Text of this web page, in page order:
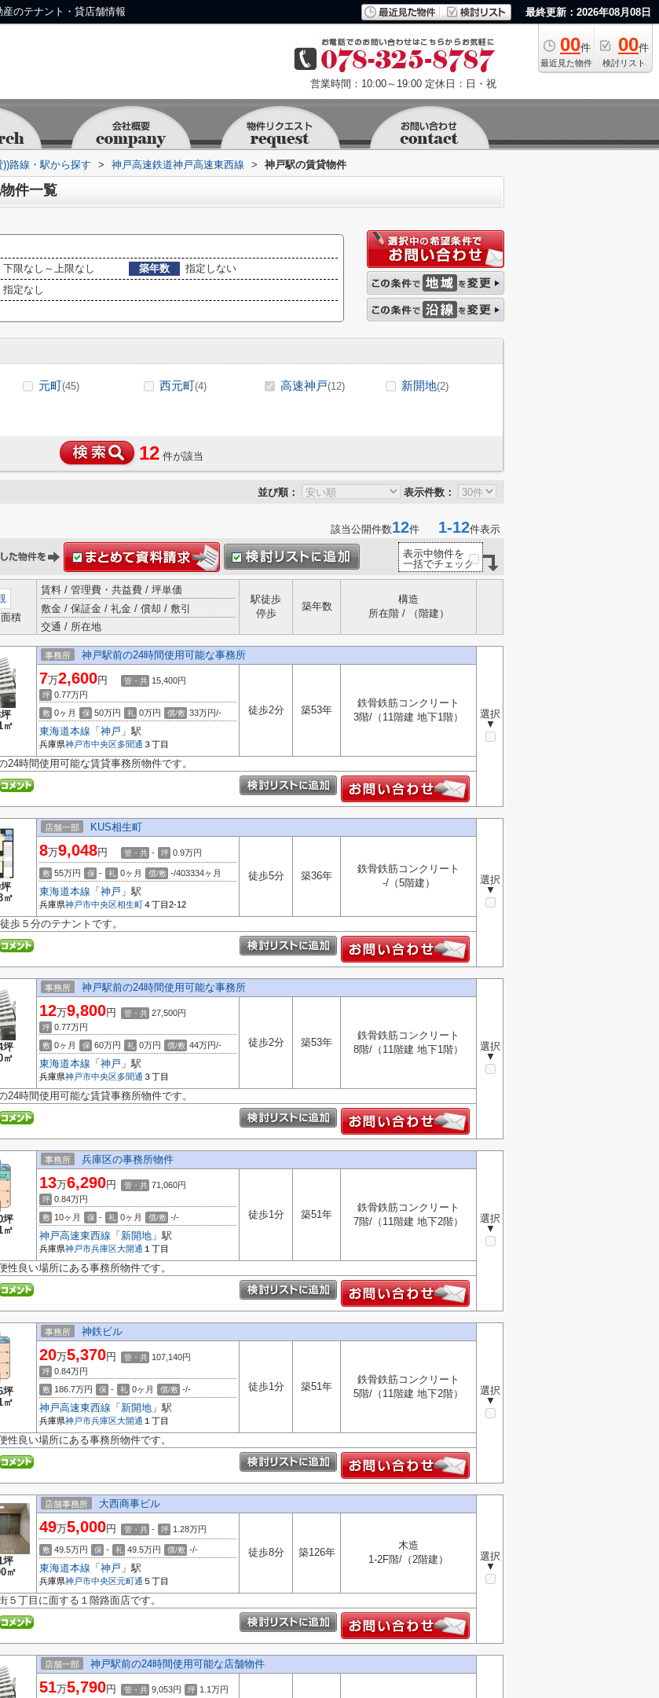
のテナント・貸店舗情報 最終更新：2026年08月08日
00件
最近見た物件
00件
検討リスト
営業時間：10:00～19:00 定休日：日・祝
路線・駅から探す > 神戸高速鉄道神戸高速東西線 > 神戸駅の賃貸物件
件一覧
下限なし～上限なし 築年数
指定しない
指定なし
元町(45) 西元町(4) 高速神戸(12) 新開地(2)
12 件が該当
並び順： 表示件数：
該当公開件数12件 1-12件表示
表示中物件を
一括でチェック
積
賃料 / 管理費・共益費 / 坪単価
敷金 / 保証金 / 礼金 / 償却 / 敷引
交通 / 所在地
駅徒歩
停歩
築年数
構造
所在階 / （階建）
㎡
事務所 神戸駅前の24時間使用可能な事務所
選択
▼
7万2,600円 管・共 15,400円
坪 0.77万円
敷 0ヶ月 保 50万円 礼 0万円 償/敷 33万円/-
東海道本線 「 神戸 」駅
兵庫県神戸市中央区多聞通 ３丁目
徒歩2分 築53年
鉄骨鉄筋コンクリート
3階/（11階建 地下1階）
24時間使用可能な賃貸事務所物件です。
㎡
店舗一部 KUS相生町
選択
▼
8万9,048円 管・共 - 坪 0.9万円
敷 55万円 保 - 礼 0ヶ月 償/敷 -/403334ヶ月
東海道本線 「 神戸 」駅
兵庫県神戸市中央区相生町４丁目2-12
徒歩5分 築36年
鉄骨鉄筋コンクリート
-/（5階建）
歩５分のテナントです。
坪
㎡
事務所 神戸駅前の24時間使用可能な事務所
選択
▼
12万9,800円 管・共 27,500円
坪 0.77万円
敷 0ヶ月 保 60万円 礼 0万円 償/敷 44万円/-
東海道本線 「 神戸 」駅
兵庫県神戸市中央区多聞通 ３丁目
徒歩2分 築53年
鉄骨鉄筋コンクリート
8階/（11階建 地下1階）
24時間使用可能な賃貸事務所物件です。
坪
㎡
事務所 兵庫区の事務所物件
選択
▼
13万6,290円 管・共 71,060円
坪 0.84万円
敷 10ヶ月 保 - 礼 0ヶ月 償/敷 -/-
神戸高速東西線 「 新開地 」駅
兵庫県神戸市兵庫区大開通 １丁目
徒歩1分 築51年
鉄骨鉄筋コンクリート
7階/（11階建 地下2階）
性良い場所にある事務所物件です。
坪
㎡
事務所 神鉄ビル
選択
▼
20万5,370円 管・共 107,140円
坪 0.84万円
敷 186.7万円 保 - 礼 0ヶ月 償/敷 -/-
神戸高速東西線 「 新開地 」駅
兵庫県神戸市兵庫区大開通 １丁目
徒歩1分 築51年
鉄骨鉄筋コンクリート
5階/（11階建 地下2階）
性良い場所にある事務所物件です。
坪
㎡
店舗事務所 大西商事ビル
選択
▼
49万5,000円 管・共 - 坪 1.28万円
敷 49.5万円 保 - 礼 49.5万円 償/敷 -/-
東海道本線 「 神戸 」駅
兵庫県神戸市中央区元町通 ５丁目
徒歩8分 築126年
木造
1-2F階/（2階建）
５丁目に面する１階路面店です。
店舗一部 神戸駅前の24時間使用可能な店舗物件
51万5,790円 管・共 9,053円 坪 1.1万円